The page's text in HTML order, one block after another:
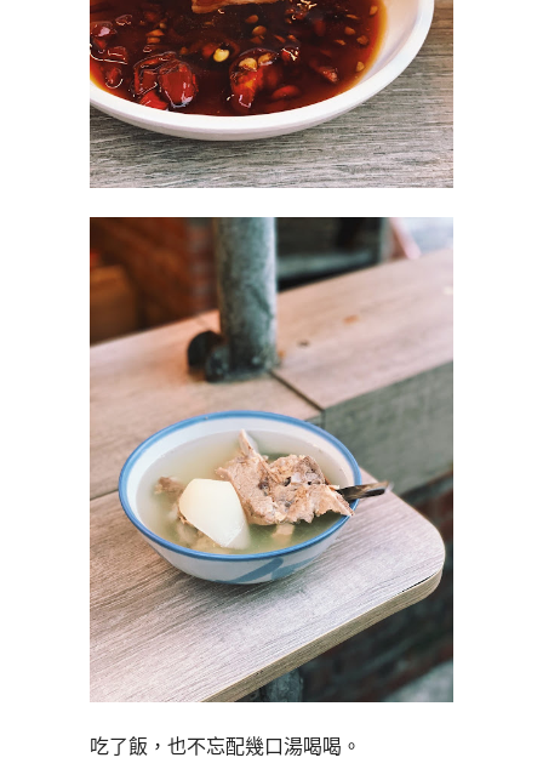
吃了飯，也不忘配幾口湯喝喝。